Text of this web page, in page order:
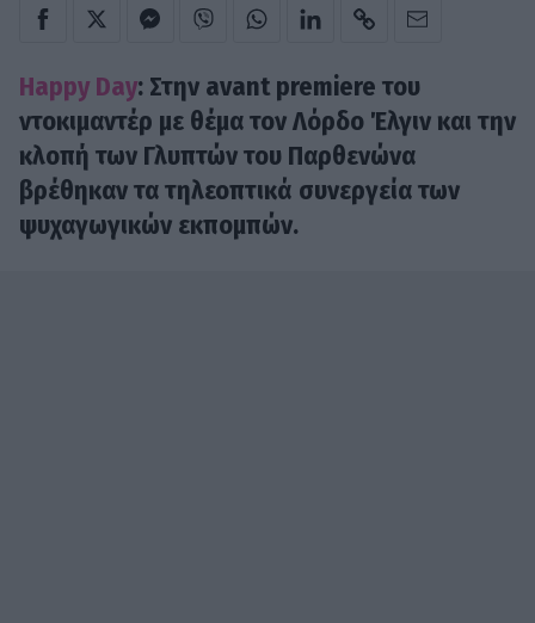
Happy Day: Στην avant premiere του
ντοκιμαντέρ με θέμα τον Λόρδο Έλγιν και την
κλοπή των Γλυπτών του Παρθενώνα
βρέθηκαν τα τηλεοπτικά συνεργεία των
ψυχαγωγικών εκπομπών.